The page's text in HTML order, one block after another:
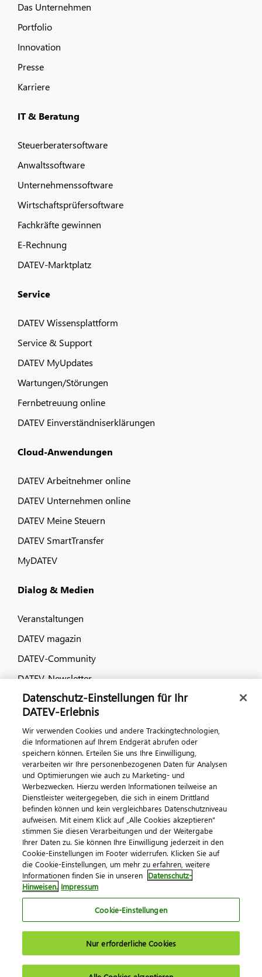
Das Unternehmen
Portfolio
Innovation
Presse
Karriere
IT & Beratung
Steuerberatersoftware
Anwaltssoftware
Unternehmenssoftware
Wirtschaftsprüfersoftware
Fachkräfte gewinnen
E-Rechnung
DATEV-Marktplatz
Service
DATEV Wissensplattform
Service & Support
DATEV MyUpdates
Wartungen/Störungen
Fernbetreuung online
DATEV Einverständniserklärungen
Cloud-Anwendungen
DATEV Arbeitnehmer online
DATEV Unternehmen online
DATEV Meine Steuern
DATEV SmartTransfer
MyDATEV
Dialog & Medien
Veranstaltungen
DATEV magazin
DATEV-Community
DATEV-Newsletter
Kontaktieren Sie uns
© 2026 DATEV eG
ImpressumDatenschutzAGB Kontakt
Cookie-Einstellungen
Datenschutz-Einstellungen für Ihr
DATEV-Erlebnis
Wir verwenden Cookies und andere Trackingtechnologien,
die Informationen auf Ihrem Endgerät abrufen oder
speichern können. Erteilen Sie uns Ihre Einwilligung,
verarbeiten wir Ihre personenbezogenen Daten für Analysen
und Optimierungen wie auch zu Marketing- und
Werbezwecken. Hierzu werden Informationen teilweise an
Dienstleister weitergegeben, die sich in einem Drittland
befinden können und kein vergleichbares Datenschutzniveau
aufweisen. Mit einem Klick auf „Alle Cookies akzeptieren"
stimmen Sie diesen Verarbeitungen und der Weitergabe
Ihrer Daten zu. Sie können Ihre Einwilligung jederzeit in den
Cookie-Einstellungen im Footer widerrufen. Klicken Sie auf
die Cookie-Einstellungen, um mehr zu erfahren, weitere
Informationen finden Sie in unseren Datenschutz-
Hinweisen. Impressum
Cookie-Einstellungen
Nur erforderliche Cookies